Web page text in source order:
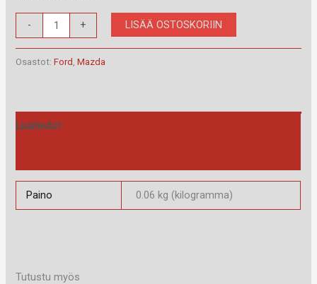
-
40.072.2
määrä
+ LISÄÄ OSTOSKORIIN
Osastot:Ford ,Mazda
Lisätiedot
Paino 0.06 kg (kilogramma)
Tutustu myös